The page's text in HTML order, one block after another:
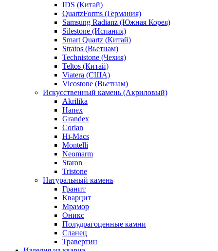
IDS (Китай)
QuartzForms (Германия)
Samsung Radianz (Южная Корея)
Silestone (Испания)
Smart Quartz (Китай)
Stratos (Вьетнам)
Technistone (Чехия)
Teltos (Китай)
Viatera (США)
Vicostone (Вьетнам)
Искусственный камень (Акриловый)
Akrilika
Hanex
Grandex
Corian
Hi-Macs
Montelli
Neomarm
Staron
Tristone
Натуральный камень
Гранит
Кварцит
Мрамор
Оникс
Полудрагоценные камни
Сланец
Травертин